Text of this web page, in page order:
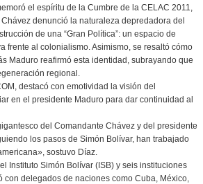
el espíritu de la Cumbre de la CELAC 2011,
denunció la naturaleza depredadora del
de una “Gran Política”: un espacio de
frente al colonialismo. Asimismo, se resaltó cómo
Maduro reafirmó esta identidad, subrayando que
regional.
destacó con emotividad la visión del
en el presidente Maduro para dar continuidad al
del Comandante Chávez y del presidente
los pasos de Simón Bolívar, han trabajado
sostuvo Díaz.
Instituto Simón Bolívar (ISB) y seis instituciones
con delegados de naciones como Cuba, México,